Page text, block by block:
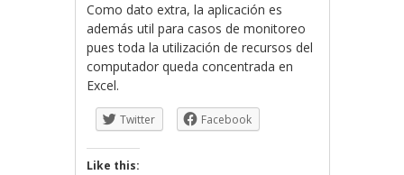
Como dato extra, la aplicación es
además util para casos de monitoreo
pues toda la utilización de recursos del
computador queda concentrada en
Excel.
Twitter Facebook
Like this: